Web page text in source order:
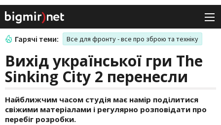
Гарячі теми: Все для фронту - все про зброю та техніку
Вихід української гри The
Sinking City 2 перенесли
Найближчим часом студія має намір поділитися
свіжими матеріалами і регулярно розповідати про
перебіг розробки.